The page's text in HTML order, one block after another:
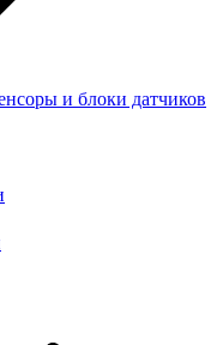
и блоки датчиков